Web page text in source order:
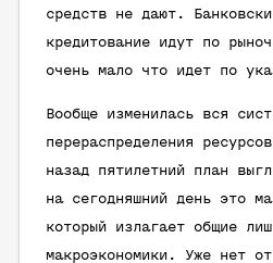
средств не дают.
кредитование идут по
очень мало что идет по
Вообще изменилась вся
перераспределения
назад пятилетний план
на сегодняшний день это
который излагает общие
макроэкономики. Уже нет